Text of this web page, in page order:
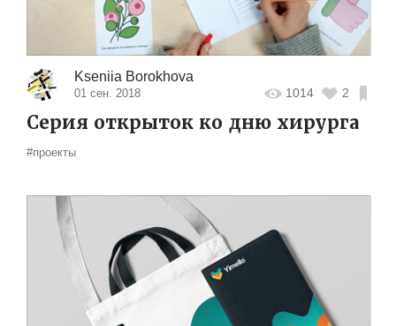
Kseniia Borokhova
01 сен. 2018 1014 2
Серия открыток ко дню хирурга
#проекты